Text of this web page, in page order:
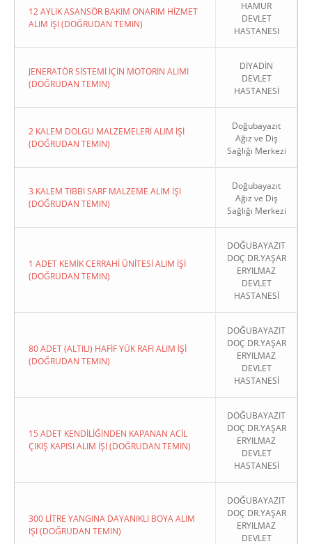
12 AYLIK ASANSÖR BAKIM ONARIM HİZMET
ALIM İŞİ (DOĞRUDAN TEMIN)
HAMUR
DEVLET
HASTANESİ
JENERATÖR SİSTEMİ İÇİN MOTORİN ALIMI
(DOĞRUDAN TEMIN)
DİYADİN
DEVLET
HASTANESİ
2 KALEM DOLGU MALZEMELERİ ALIM İŞİ
(DOĞRUDAN TEMIN)
Doğubayazıt
Ağız ve Diş
Sağlığı Merkezi
3 KALEM TIBBİ SARF MALZEME ALIM İŞİ
(DOĞRUDAN TEMIN)
Doğubayazıt
Ağız ve Diş
Sağlığı Merkezi
1 ADET KEMİK CERRAHİ ÜNİTESİ ALIM İŞİ
(DOĞRUDAN TEMIN)
DOĞUBAYAZIT
DOÇ DR.YAŞAR
ERYILMAZ
DEVLET
HASTANESİ
80 ADET (ALTILI) HAFİF YÜK RAFI ALIM İŞİ
(DOĞRUDAN TEMIN)
DOĞUBAYAZIT
DOÇ DR.YAŞAR
ERYILMAZ
DEVLET
HASTANESİ
15 ADET KENDİLİĞİNDEN KAPANAN ACİL
ÇIKIŞ KAPISI ALIM İŞİ (DOĞRUDAN TEMIN)
DOĞUBAYAZIT
DOÇ DR.YAŞAR
ERYILMAZ
DEVLET
HASTANESİ
300 LİTRE YANGINA DAYANIKLI BOYA ALIM
İŞİ (DOĞRUDAN TEMIN)
DOĞUBAYAZIT
DOÇ DR.YAŞAR
ERYILMAZ
DEVLET